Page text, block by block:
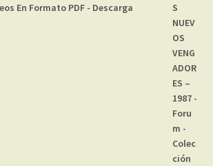
En Formato PDF - Descarga